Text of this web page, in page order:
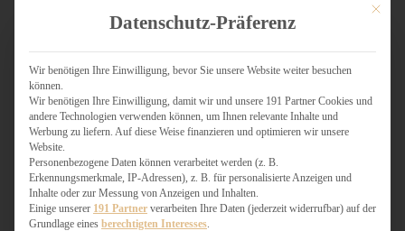
KUCHEN
LOW CARB & GESÜNDER
MY AMERICAN BAKERY
SCHOKOLADIGES
SÜSSES HAUPTGERICHT
TÖRTCHEN
VEGAN SÜSS
WEIHNACHTSBÄCKEREI
Mit
Datenschutz-Präferenz
Wir benötigen Ihre Einwilligung, bevor Sie unsere Website weiter besuchen
können.
Wir benötigen Ihre Einwilligung, damit wir und unsere 191 Partner Cookies und
andere Technologien verwenden können, um Ihnen relevante Inhalte und
Werbung zu liefern. Auf diese Weise finanzieren und optimieren wir unsere
Website.
Personenbezogene Daten können verarbeitet werden (z. B.
Erkennungsmerkmale, IP-Adressen), z. B. für personalisierte Anzeigen und
Inhalte oder zur Messung von Anzeigen und Inhalten.
Einige unserer 191 Partner verarbeiten Ihre Daten (jederzeit widerrufbar) auf der
Grundlage eines berechtigten Interesses